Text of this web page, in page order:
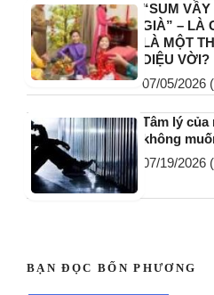
“SUM
GIÀ” – LÀ
LÀ MỘT
DIỆU VỜI?
07/05/2026
Tâm lý
không
07/19/2026
BẠN ĐỌC BỐN PHƯƠNG